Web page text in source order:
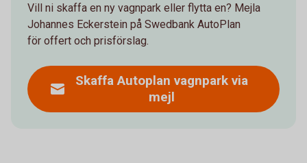
Vill ni skaffa en ny vagnpark eller flytta en? Mejla
Johannes Eckerstein på Swedbank AutoPlan
för offert och prisförslag.
Skaffa Autoplan vagnpark via
mejl